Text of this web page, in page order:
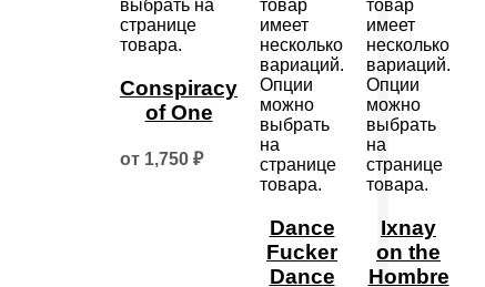
выбрать на
странице
товара.
Conspiracy
of One
от 1,750 ₽
товар
имеет
несколько
вариаций.
Опции
можно
выбрать
на
странице
товара.
Dance
Fucker
Dance
товар
имеет
несколько
вариаций.
Опции
можно
выбрать
на
странице
товара.
Ixnay
on the
Hombre